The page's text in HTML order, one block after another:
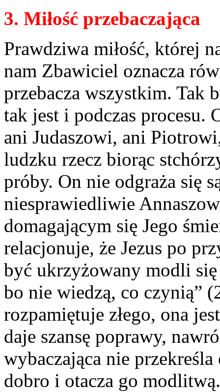
3. Miłość przebaczająca
Prawdziwa miłość, której
nam Zbawiciel oznacza
przebacza wszystkim. Tak
tak jest i podczas procesu.
ani Judaszowi, ani
ludzku rzecz biorąc
próby. On nie odgraża się
niesprawiedliwie
domagającym się Jego
relacjonuje, że Jezus po
być ukrzyżowany modli
bo nie wiedzą, co czynią”
rozpamiętuje złego, ona
daje szansę poprawy,
wybaczająca nie
dobro i otacza go modlitwą.